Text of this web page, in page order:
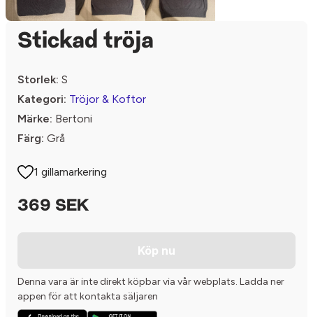
Stickad tröja
Storlek: S
Kategori: Tröjor & Koftor
Märke: Bertoni
Färg: Grå
1 gillamarkering
369 SEK
Köp nu
Denna vara är inte direkt köpbar via vår webplats. Ladda ner
appen för att kontakta säljaren